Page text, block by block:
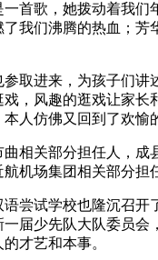
歌，她拨动着我们
了我们沸腾的热血；芳
进来，为孩子们讲
，风趣的逛戏让家长
人仿佛又回到了欢愉
关部分担任人，成
机场集团相关部分担
尝试学校也隆沉召开
届少先队大队委员会
才艺和本事。